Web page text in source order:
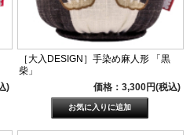
)
［大入DESIGN］手染め麻人形 「黒
柴」
価格：3,300円(税込)